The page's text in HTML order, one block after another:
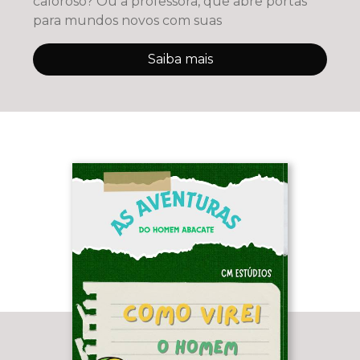
para mundos novos com suas
Saiba mais